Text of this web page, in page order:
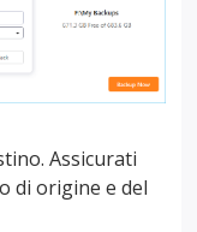
Assicurati
di origine e del